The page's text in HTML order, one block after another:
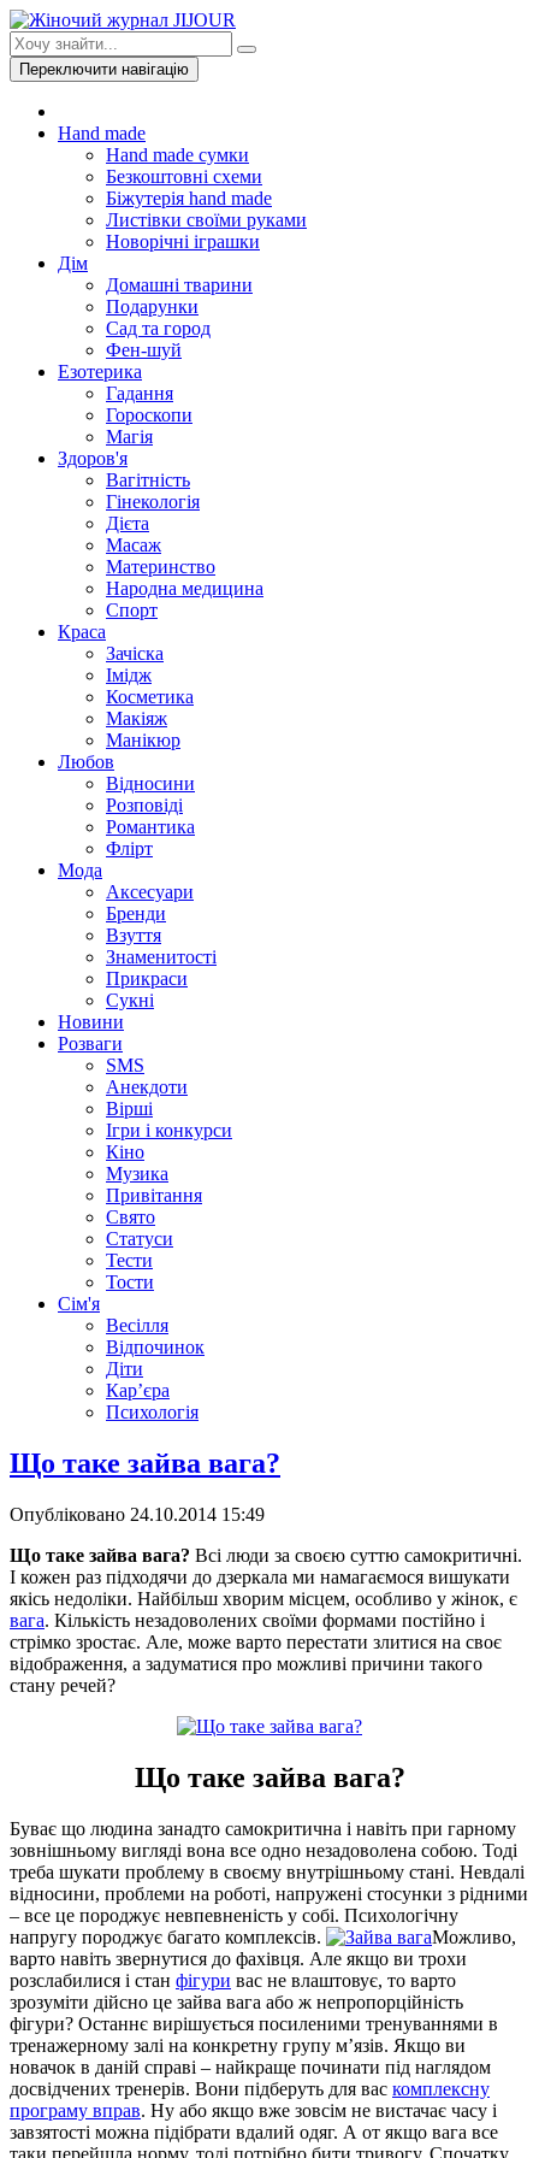
Переключити навігацію
Hand made
Hand made сумки
Безкоштовні схеми
Біжутерія hand made
Листівки своїми руками
Новорічні іграшки
Дім
Домашні тварини
Подарунки
Сад та город
Фен-шуй
Езотерика
Гадання
Гороскопи
Магія
Здоров'я
Вагітність
Гінекологія
Дієта
Масаж
Материнство
Народна медицина
Спорт
Краса
Зачіска
Імідж
Косметика
Макіяж
Манікюр
Любов
Відносини
Розповіді
Романтика
Флірт
Мода
Аксесуари
Бренди
Взуття
Знаменитості
Прикраси
Сукні
Новини
Розваги
SMS
Анекдоти
Вірші
Ігри і конкурси
Кіно
Музика
Привітання
Свято
Статуси
Тести
Тости
Сім'я
Весілля
Відпочинок
Діти
Кар’єра
Психологія
Що таке зайва вага?
Опубліковано 24.10.2014 15:49
Що таке зайва вага? Всі люди за своєю суттю самокритичні.
І кожен раз підходячи до дзеркала ми намагаємося вишукати
якісь недоліки. Найбільш хворим місцем, особливо у жінок, є
вага. Кількість незадоволених своїми формами постійно і
стрімко зростає. Але, може варто перестати злитися на своє
відображення, а задуматися про можливі причини такого
стану речей?
Що таке зайва вага?
Буває що людина занадто самокритична і навіть при гарному
зовнішньому вигляді вона все одно незадоволена собою. Тоді
треба шукати проблему в своєму внутрішньому стані. Невдалі
відносини, проблеми на роботі, напружені стосунки з рідними
– все це породжує невпевненість у собі. Психологічну
напругу породжує багато комплексів.
Можливо,
варто навіть звернутися до фахівця. Але якщо ви трохи
розслабилися і стан фігури вас не влаштовує, то варто
зрозуміти дійсно це зайва вага або ж непропорційність
фігури? Останнє вирішується посиленими тренуваннями в
тренажерному залі на конкретну групу м’язів. Якщо ви
новачок в даній справі – найкраще починати під наглядом
досвідчених тренерів. Вони підберуть для вас комплексну
програму вправ. Ну або якщо вже зовсім не вистачає часу і
завзятості можна підібрати вдалий одяг. А от якщо вага все
таки перейшла норму, тоді потрібно бити тривогу. Спочатку